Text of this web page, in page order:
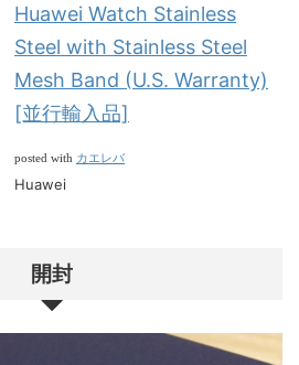
Huawei Watch Stainless
Steel with Stainless Steel
Mesh Band (U.S. Warranty)
[並行輸入品]
posted with カエレバ
Huawei
開封